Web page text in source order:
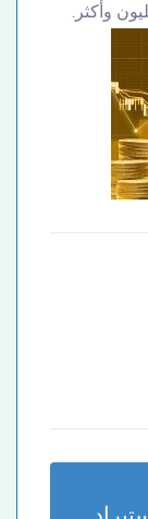
وأكثر.